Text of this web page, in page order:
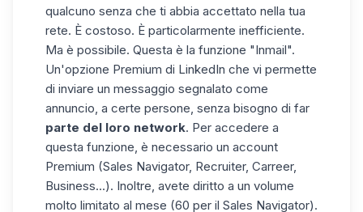
qualcuno senza che ti abbia accettato nella tua
rete. È costoso. È particolarmente inefficiente.
Ma è possibile. Questa è la funzione "Inmail".
Un'opzione Premium di LinkedIn che vi permette
di inviare un messaggio segnalato come
annuncio, a certe persone, senza bisogno di far
parte del loro network. Per accedere a
questa funzione, è necessario un account
Premium (Sales Navigator, Recruiter, Carreer,
Business...). Inoltre, avete diritto a un volume
molto limitato al mese (60 per il Sales Navigator).